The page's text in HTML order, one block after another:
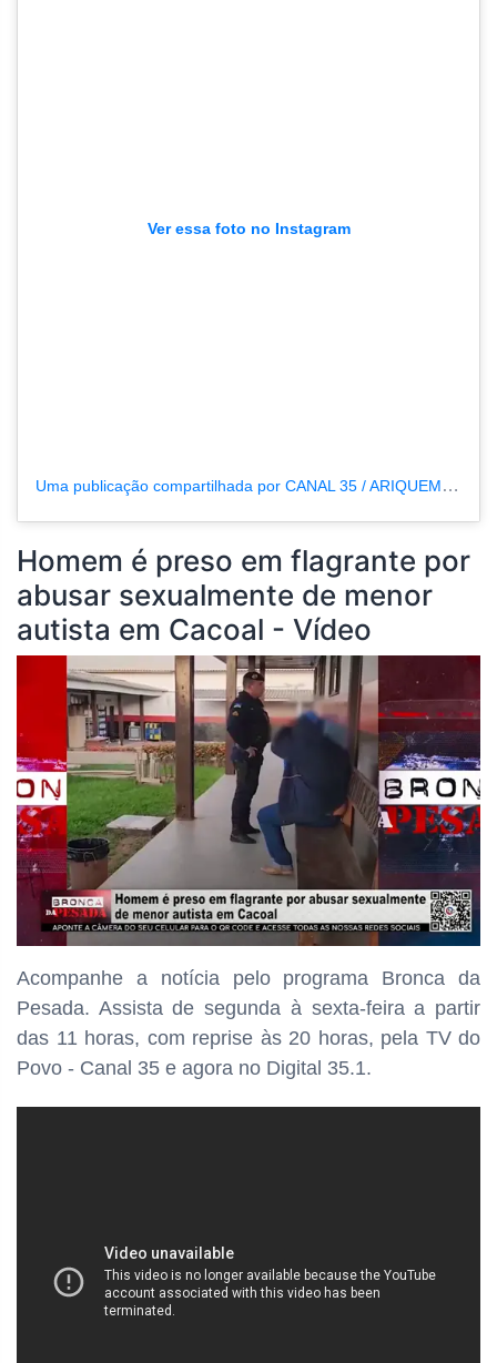
Ver essa foto no Instagram
Uma publicação compartilhada por CANAL 35 / ARIQUEMES190 (@tvpcanal35)
Homem é preso em flagrante por
abusar sexualmente de menor
autista em Cacoal - Vídeo
Acompanhe a notícia pelo programa Bronca da
Pesada. Assista de segunda à sexta-feira a partir
das 11 horas, com reprise às 20 horas, pela TV do
Povo - Canal 35 e agora no Digital 35.1.